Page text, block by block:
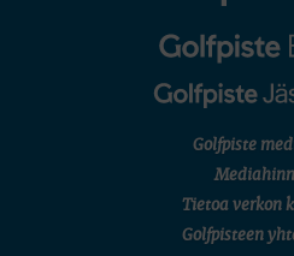
Golfpiste
Tietoa verkon
Golfpisteen